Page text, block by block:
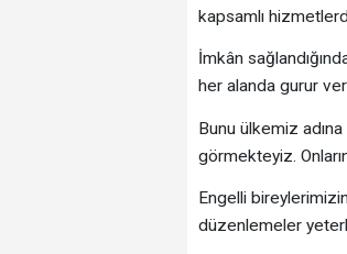
kapsamlı
İmkân
her alanda gurur
Bunu ülkemiz
görmekteyiz.
Engelli
düzenlemeler